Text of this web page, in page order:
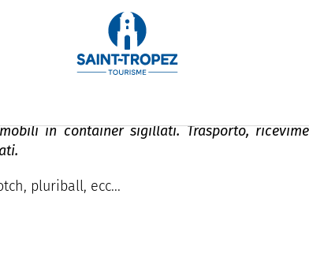
in container sigillati. Trasporto,
pluriball, ecc...